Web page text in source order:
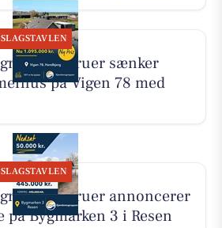
Struer sænker
på Vigen 78 med
Struer annoncerer
Bygmarken 3 i Resen